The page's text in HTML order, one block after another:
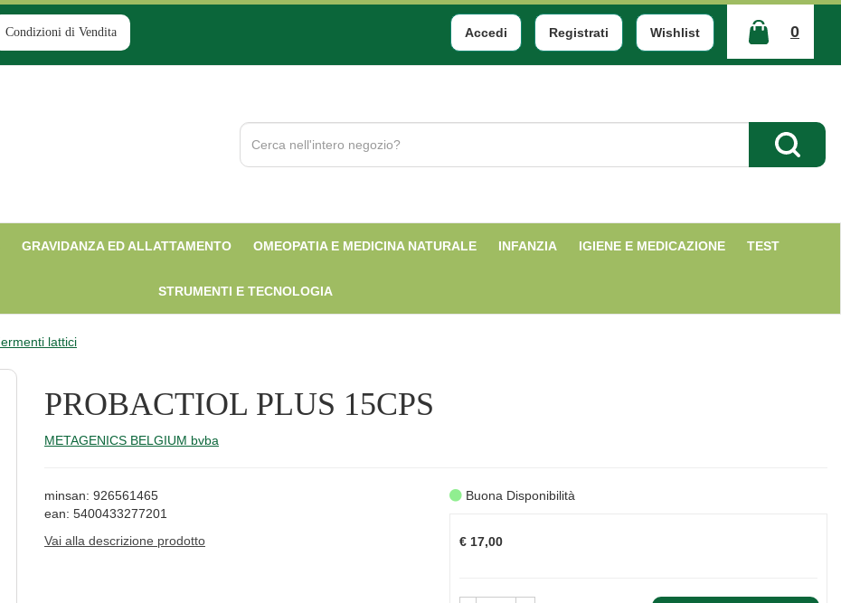
Condizioni di Vendita Accedi Registrati Wishlist 0
ARTICOLI
INSERITI
Cerca
Prodotto
Cerca
GRAVIDANZA ED ALLATTAMENTO OMEOPATIA E MEDICINA NATURALE INFANZIA IGIENE E MEDICAZIONE TEST
STRUMENTI E TECNOLOGIA
lattici
PROBACTIOL PLUS 15CPS
METAGENICS BELGIUM bvba
minsan: 926561465
ean: 5400433277201
Vai alla descrizione prodotto
Buona Disponibilità
€ 17,00